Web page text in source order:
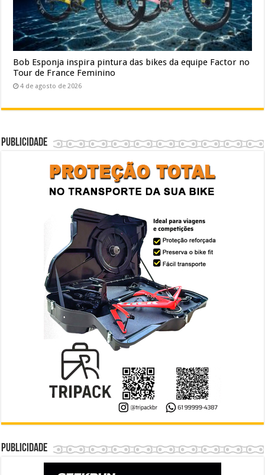
Bob Esponja inspira pintura das bikes da equipe Factor no
Tour de France Feminino
4 de agosto de 2026
Publicidade
Publicidade